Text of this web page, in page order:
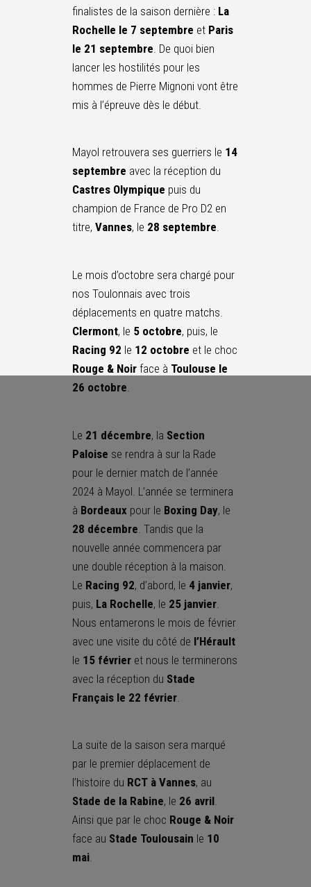
finalistes de la saison dernière : La
Rochelle le 7 septembre et Paris
le 21 septembre . De quoi bien
lancer les hostilités pour les
hommes de Pierre Mignoni vont être
mis à l’épreuve dès le début.
Mayol retrouvera ses guerriers le 14
septembre avec la réception du
Castres Olympique puis du
champion de France de Pro D2 en
titre, Vannes, le 28 septembre.
Le mois d’octobre sera chargé pour
nos Toulonnais avec trois
déplacements en quatre matchs.
Clermont, le 5 octobre, puis, le
Racing 92 le 12 octobre et le choc
Rouge & Noir face à Toulouse le
26 octobre.
Le 21 décembre, la Section
Paloise se rendra à sur la Rade
pour le dernier match de l’année
2024 à Mayol. L’année se terminera
à Bordeaux pour le Boxing Day, le
28 décembre . Tandis que la
nouvelle année commencera par
une double réception à la maison.
Le Racing 92, d’abord, le 4 janvier,
puis, La Rochelle, le 25 janvier
Nous entamerons le mois de février
avec une visite du côté de l’Hérault
le 15 février et nous le terminerons
avec la réception du Stade
Français le 22 février
La suite de la saison sera marqué
par le premier déplacement de
l’histoire du RCT à Vannes, au
Stade de la Rabine, le 26 avril.
Ainsi que par le choc Rouge & Noir
face au Stade Toulousain le 10
mai.